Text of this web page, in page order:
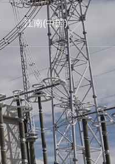
江南(中国)